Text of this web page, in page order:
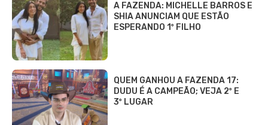
A FAZENDA: MICHELLE BARROS E
SHIA ANUNCIAM QUE ESTÃO
ESPERANDO 1º FILHO
QUEM GANHOU A FAZENDA 17:
DUDU É A CAMPEÃO; VEJA 2º E
3º LUGAR